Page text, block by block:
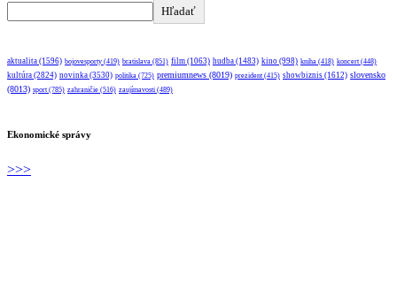
Hľadať
aktualita (1596) bojovesporty (419) bratislava (851) film (1063) hudba (1483) kino (998) kniha (418) koncert (448)
kultúra (2824) novinka (3530) politika (725) premiumnews (8019) prezident (415) showbiznis (1612) slovensko
(8013) sport (785) zahraničie (516) zaujímavosti (489)
Ekonomické správy
>>>